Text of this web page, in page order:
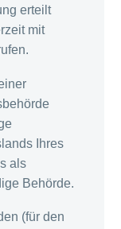
erteilt
mit
Ihres
als
Behörde.
(für den